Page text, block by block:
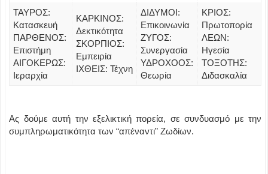
ΤΑΥΡΟΣ:
Κατασκευή
ΠΑΡΘΕΝΟΣ:
Επιστήμη
ΑΙΓΟΚΕΡΩΣ:
Ιεραρχία
ΚΑΡΚΙΝΟΣ:
Δεκτικότητα
ΣΚΟΡΠΙΟΣ:
Εμπειρία
ΙΧΘΕΙΣ: Τέχνη
ΔΙΔΥΜΟΙ:
Επικοινωνία
ΖΥΓΟΣ:
Συνεργασία
ΥΔΡΟΧΟΟΣ:
Θεωρία
ΚΡΙΟΣ:
Πρωτοπορία
ΛΕΩΝ:
Ηγεσία
ΤΟΞΟΤΗΣ:
Διδασκαλία
Ας δούμε αυτή την εξελικτική πορεία, σε συνδυασμό με την
συμπληρωματικότητα των “απέναντι” Ζωδίων.